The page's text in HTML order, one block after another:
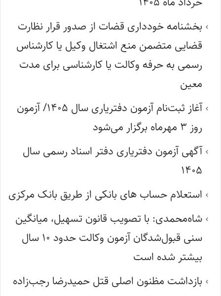
بخشنامه خودداری قضات از صدور قرار نظارت
قضایی متضمن منع اشتغال وکیل یا کارشناس
رسمی به حرفه وکالت یا کارشناسی برای مدت
معین
آغاز ثبت‌نام آزمون دفتریاری سال ۱۴۰۵/ آزمون
روز ۳ مهرماه برگزار می‌شود
آگهی آزمون دفتریاری دفتر اسناد رسمی سال
۱۴۰۵
استعلام حساب های بانکی از طریق بانک مرکزی
شاه‌محمدی: با تصویب قانون تسهیل، میانگین
سنی قبول‌شدگان آزمون وکالت حدود ۱۰ سال
بیشتر شده است
بازداشت مظنون اصلی قتل حمیدرضا رجب‌زاده